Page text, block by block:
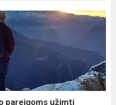
pareigoms užimti